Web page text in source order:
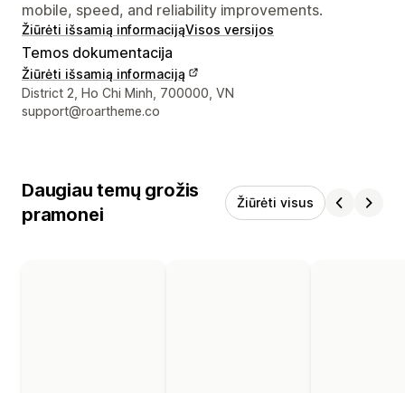
mobile, speed, and reliability improvements.
Žiūrėti išsamią informacijąVisos versijos
Temos dokumentacija
Žiūrėti išsamią informaciją
Kūrėjo kontaktiniai duomenys
District 2, Ho Chi Minh, 700000, VN
support@roartheme.co
Daugiau temų grožis
pramonei
Žiūrėti visus